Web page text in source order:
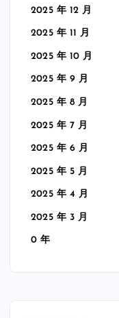
2025 年 12 月
2025 年 11 月
2025 年 10 月
2025 年 9 月
2025 年 8 月
2025 年 7 月
2025 年 6 月
2025 年 5 月
2025 年 4 月
2025 年 3 月
0 年